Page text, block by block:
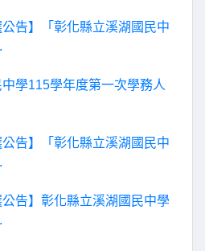
公告】「彰化縣立溪湖國民中
學115學年度第一次學務人
公告】「彰化縣立溪湖國民中
公告】彰化縣立溪湖國民中學